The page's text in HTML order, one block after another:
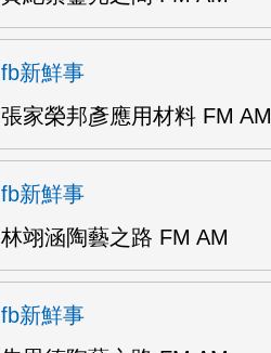
fb新鮮事
張家榮邦彥應用材料 FM AM
fb新鮮事
林翊涵陶藝之路 FM AM
fb新鮮事